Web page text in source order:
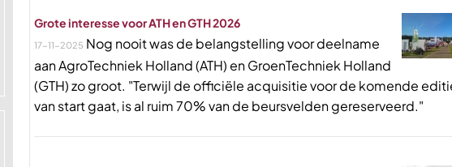
Grote interesse voor ATH en GTH 2026
17-11-2025 Nog nooit was de belangstelling voor deelname
aan AgroTechniek Holland (ATH) en GroenTechniek Holland
(GTH) zo groot. "Terwijl de officiële acquisitie voor de komende
van start gaat, is al ruim 70% van de beursvelden gereserveerd."